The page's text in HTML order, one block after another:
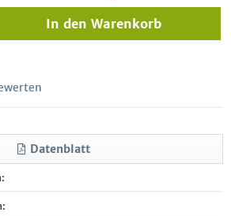
In den Warenkorb
Datenblatt